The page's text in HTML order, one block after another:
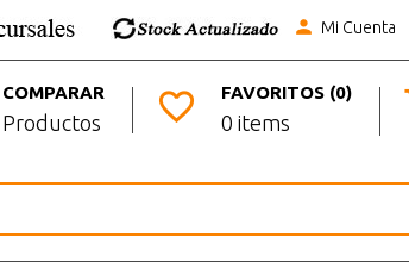
Mi Cuenta
FAVORITOS (0)
0 items
COMPARAR
Productos